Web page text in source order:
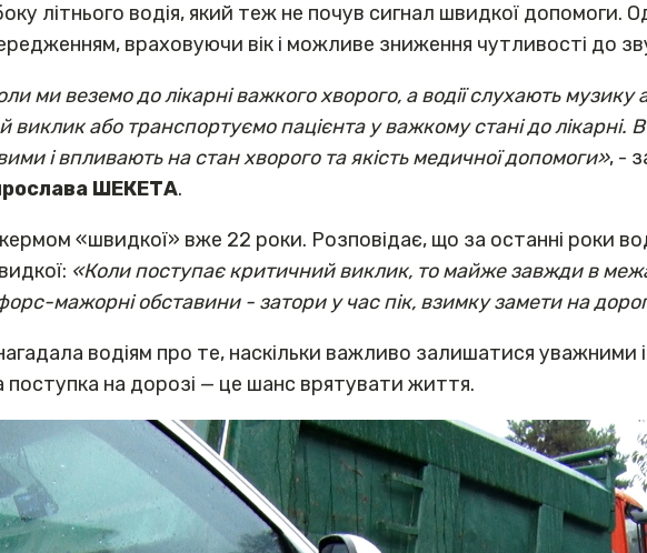
літнього водія, який теж не почув сигнал швидкої допомоги.
враховуючи вік і можливе зниження чутливості до
ми веземо до лікарні важкого хворого, а водії слухають
виклик або транспортуємо пацієнта у важкому стані до
і впливають на стан хворого та якість медичної допомоги», -
ШЕКЕТА.
«швидкої» вже 22 роки. Розповідає, що за останні роки
«Коли поступає критичний виклик, то майже завжди в
мажорні обставини - затори у час пік, взимку замети на
водіям про те, наскільки важливо залишатися
на дорозі — це шанс врятувати життя.